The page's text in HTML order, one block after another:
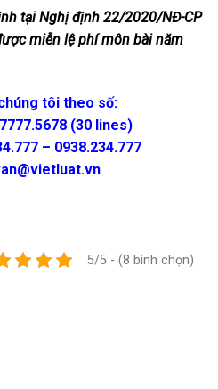
tại Nghị định 22/2020/NĐ-CP
miễn lệ phí môn bài năm
tôi theo số:
(30 lines)
– 0938.234.777
5/5 - (8 bình chọn)